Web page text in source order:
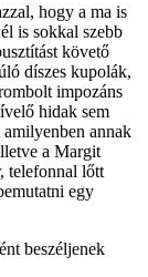
hogy a ma is
is sokkal szebb
követő
díszes kupolák,
impozáns
hidak sem
annak
a Margit
telefonnal lőtt
egy
beszéljenek